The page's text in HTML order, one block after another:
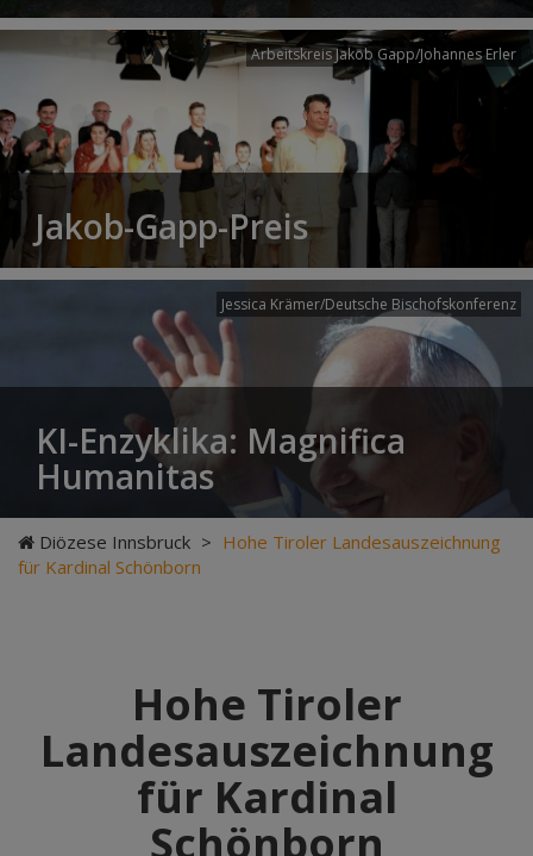
Arbeitskreis Jakob Gapp/Johannes Erler
Jakob-Gapp-Preis
Jessica Krämer/Deutsche Bischofskonferenz
KI-Enzyklika: Magnifica
Humanitas
Diözese Innsbruck > Hohe Tiroler Landesauszeichnung
für Kardinal Schönborn
Hohe Tiroler
Landesauszeichnung
für Kardinal
Schönborn